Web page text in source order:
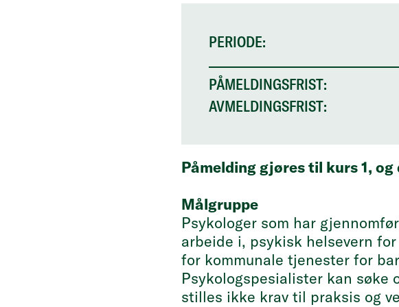
PERIODE:
PÅMELDINGSFRIST:
AVMELDINGSFRIST:
Påmelding gjøres til kurs 1,
Målgruppe
Psykologer som har
arbeide i, psykisk helsevern
for kommunale tjenester for
Psykologspesialister kan søke
stilles ikke krav til praksis og